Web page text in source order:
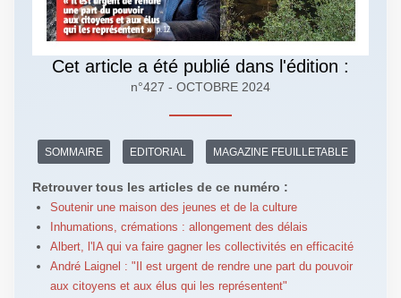
Cet article a été publié dans l'édition :
n°427 - OCTOBRE 2024
SOMMAIRE EDITORIAL MAGAZINE FEUILLETABLE
Retrouver tous les articles de ce numéro :
Soutenir une maison des jeunes et de la culture
Inhumations, crémations : allongement des délais
Albert, l'IA qui va faire gagner les collectivités en efficacité
André Laignel : "Il est urgent de rendre une part du pouvoir
aux citoyens et aux élus qui les représentent"